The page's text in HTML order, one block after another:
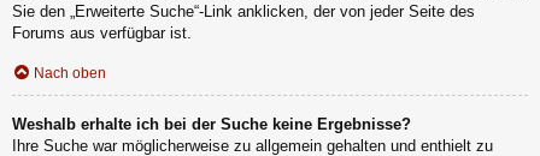
Sie den „Erweiterte Suche“-Link anklicken, der von jeder Seite des
Forums aus verfügbar ist.
Nach oben
Weshalb erhalte ich bei der Suche keine Ergebnisse?
Ihre Suche war möglicherweise zu allgemein gehalten und enthielt zu